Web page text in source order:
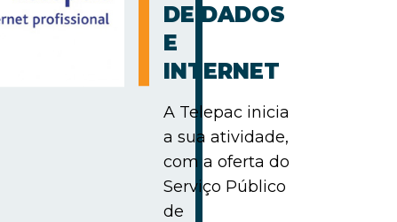
DE DADOS
E
INTERNET
A Telepac inicia
a sua atividade,
com a oferta do
Serviço Público
de